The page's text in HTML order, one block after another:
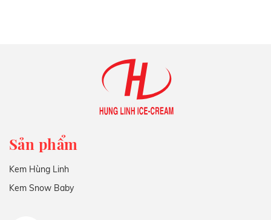
Sản phẩm
Kem Hùng Linh
Kem Snow Baby